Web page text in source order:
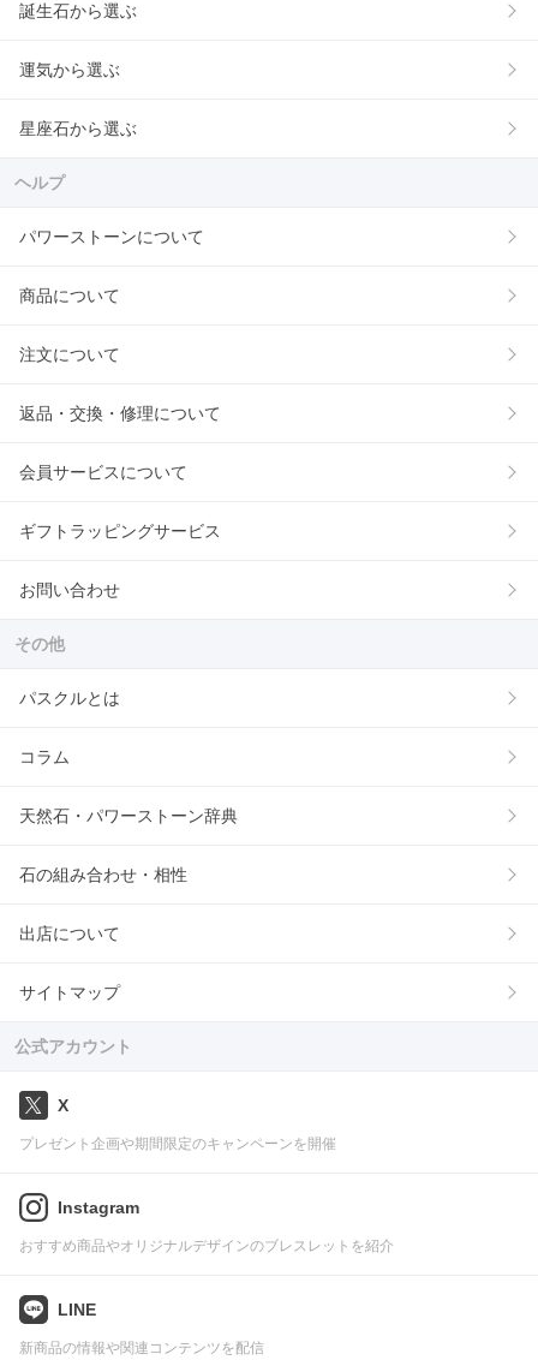
誕生石から選ぶ
運気から選ぶ
星座石から選ぶ
ヘルプ
パワーストーンについて
商品について
注文について
返品・交換・修理について
会員サービスについて
ギフトラッピングサービス
お問い合わせ
その他
パスクルとは
コラム
天然石・パワーストーン辞典
石の組み合わせ・相性
出店について
サイトマップ
公式アカウント
X
プレゼント企画や期間限定のキャンペーンを開催
Instagram
おすすめ商品やオリジナルデザインのブレスレットを紹介
LINE
新商品の情報や関連コンテンツを配信